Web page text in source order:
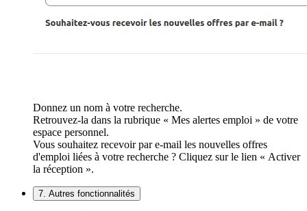
Donnez un nom à votre recherche.
Retrouvez-la dans la rubrique « Mes alertes emploi » de votre
espace personnel.
Vous souhaitez recevoir par e-mail les nouvelles offres
d'emploi liées à votre recherche ? Cliquez sur le lien « Activer
la réception ».
7. Autres fonctionnalités